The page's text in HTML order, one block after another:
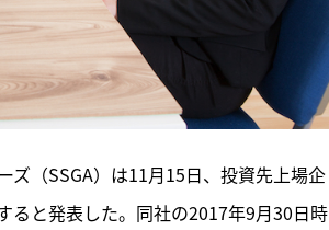
（SSGA）は11月15日、投資先上場企
ると発表した。同社の2017年9月30日時